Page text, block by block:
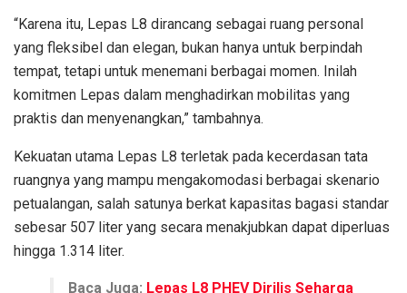
“Karena itu, Lepas L8 dirancang sebagai ruang personal
yang fleksibel dan elegan, bukan hanya untuk berpindah
tempat, tetapi untuk menemani berbagai momen. Inilah
komitmen Lepas dalam menghadirkan mobilitas yang
praktis dan menyenangkan,” tambahnya.
Kekuatan utama Lepas L8 terletak pada kecerdasan tata
ruangnya yang mampu mengakomodasi berbagai skenario
petualangan, salah satunya berkat kapasitas bagasi standar
sebesar 507 liter yang secara menakjubkan dapat diperluas
hingga 1.314 liter.
Baca Juga: Lepas L8 PHEV Dirilis Seharga